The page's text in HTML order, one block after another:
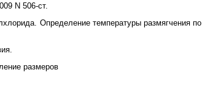
N 506-ст.
Определение температуры размягчения по
размеров